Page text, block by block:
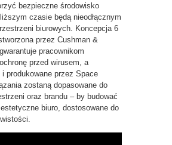
bezpieczne środowisko
czasie będą nieodłącznym
biurowych. Koncepcja 6
przez Cushman &
pracownikom
przed wirusem, a
i produkowane przez Space
zostaną dopasowane do
oraz brandu – by budować
biuro, dostosowane do